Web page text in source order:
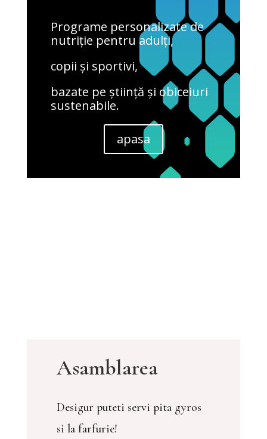
Programe personalizate de
nutriție pentru adulți,
copii și sportivi,
bazate pe știință și obiceiuri
sustenabile.
apasa
Asamblarea
Desigur puteti servi pita gyros
si la farfurie!